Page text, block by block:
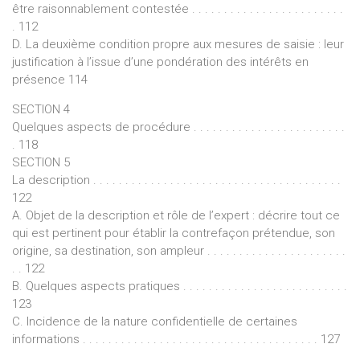
être raisonnablement contestée . . . . . . . . . . . . . . . . . . . . . . . .
. 112
D. La deuxième condition propre aux mesures de saisie : leur
justification à l’issue d’une pondération des intérêts en
présence 114
SECTION 4
Quelques aspects de procédure . . . . . . . . . . . . . . . . . . . . . . . .
. 118
SECTION 5
La description . . . . . . . . . . . . . . . . . . . . . . . . . . . . . . . . . . . . . . .
122
A. Objet de la description et rôle de l’expert : décrire tout ce
qui est pertinent pour établir la contrefaçon prétendue, son
origine, sa destination, son ampleur . . . . . . . . . . . . . . . . . . . . . .
. . 122
B. Quelques aspects pratiques . . . . . . . . . . . . . . . . . . . . . . . . . .
123
C. Incidence de la nature confidentielle de certaines
informations . . . . . . . . . . . . . . . . . . . . . . . . . . . . . . . . . . . . . 127